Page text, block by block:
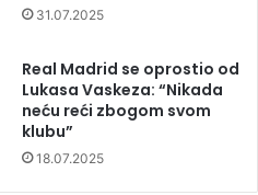
31.07.2025
Real Madrid se oprostio od
Lukasa Vaskeza: “Nikada
neću reći zbogom svom
klubu”
18.07.2025